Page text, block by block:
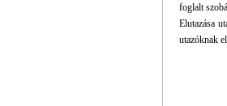
foglalt
Elutazása
utazóknak